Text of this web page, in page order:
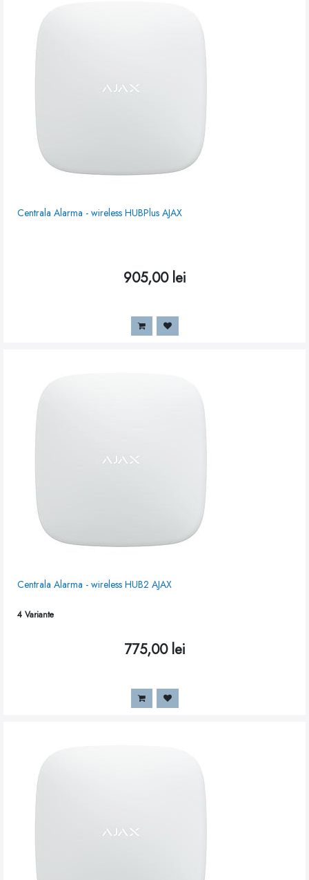
Centrala Alarma - wireless HUBPlus AJAX
905,00lei
Centrala Alarma - wireless HUB2 AJAX
4 Variante
775,00lei